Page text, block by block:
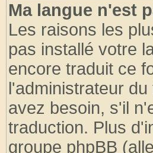
Ma langue n'est
Les raisons les
pas installé votre
encore traduit ce
l'administrateur
avez besoin, s'il
traduction. Plus
groupe phpBB